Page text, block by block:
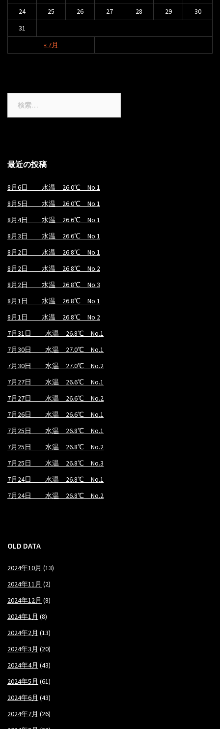
« 7月
24
25 26 27 28 29
30
31
最近の投稿
8月6日 水温 26.0℃ No.1
8月5日 水温 26.0℃ No.1
8月4日 水温 26.6℃ No.1
8月3日 水温 26.6℃ No.1
8月2日 水温 26.8℃ No.1
8月2日 水温 26.8℃ No.2
8月2日 水温 26.8℃ No.3
8月1日 水温 26.8℃ No.1
8月1日 水温 26.8℃ No.2
7月31日 水温 26.8℃ No.1
7月30日 水温 27.0℃ No.1
7月30日 水温 27.0℃ No.2
7月27日 水温 26.6℃ No.1
7月27日 水温 26.6℃ No.2
7月26日 水温 26.6℃ No.1
7月25日 水温 26.8℃ No.1
7月25日 水温 26.8℃ No.2
7月25日 水温 26.8℃ No.3
7月24日 水温 26.8℃ No.1
7月24日 水温 26.8℃ No.2
OLD DATA
2024年10月 (13)
2024年11月 (2)
2024年12月 (8)
2024年1月 (8)
2024年2月 (13)
2024年3月 (20)
2024年4月 (43)
2024年5月 (61)
2024年6月 (43)
2024年7月 (26)